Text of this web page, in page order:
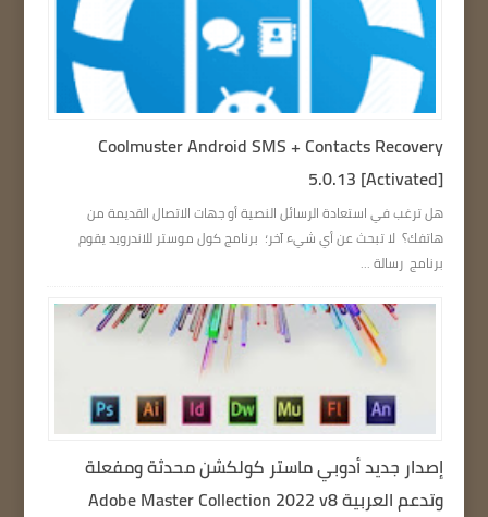
Coolmuster Android SMS + Contacts Recovery
5.0.13 [Activated]
هل ترغب في استعادة الرسائل النصية أو جهات الاتصال القديمة من
هاتفك؟ لا تبحث عن أي شيء آخر؛ برنامج كول موستر للاندرويد يقوم
برنامج رسالة ...
إصدار جديد أدوبي ماستر كولكشن محدثة ومفعلة
وتدعم العربية Adobe Master Collection 2022 v8